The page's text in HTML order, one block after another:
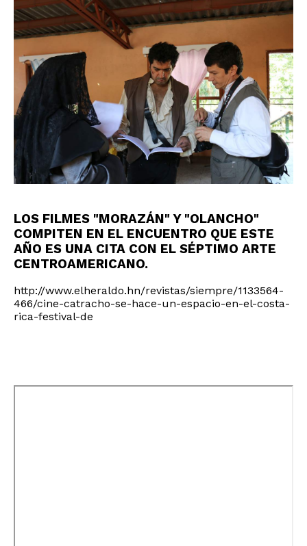
LOS FILMES "MORAZÁN" Y "OLANCHO"
COMPITEN EN EL ENCUENTRO QUE ESTE
AÑO ES UNA CITA CON EL SÉPTIMO ARTE
CENTROAMERICANO.
http://www.elheraldo.hn/revistas/siempre/1133564-
466/cine-catracho-se-hace-un-espacio-en-el-costa-
rica-festival-de